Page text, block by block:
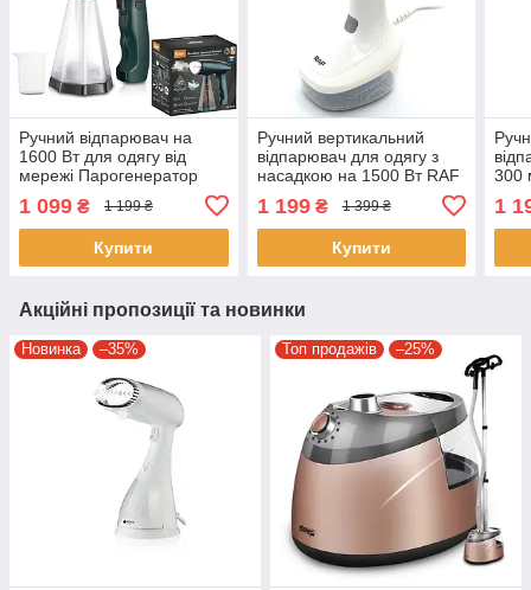
Ручний відпарювач на
1600 Вт для одягу від
мережі Парогенератор
RAF R.1277 Зелений
1 099 ₴ 1 199 ₴
Купити
Ручний вертикальний
відпарювач для одягу з
насадкою на 1500 Вт RAF
1 199₴ 1 399 ₴
Купити
300
1
Акційні пропозиції та новинки
Новинка –35% Топ продажів –25%